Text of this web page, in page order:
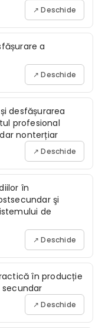
↗ Deschide
a
↗ Deschide
desfășurarea
profesional
nonterțiar
↗ Deschide
în
şi
de
↗ Deschide
în producție
↗ Deschide